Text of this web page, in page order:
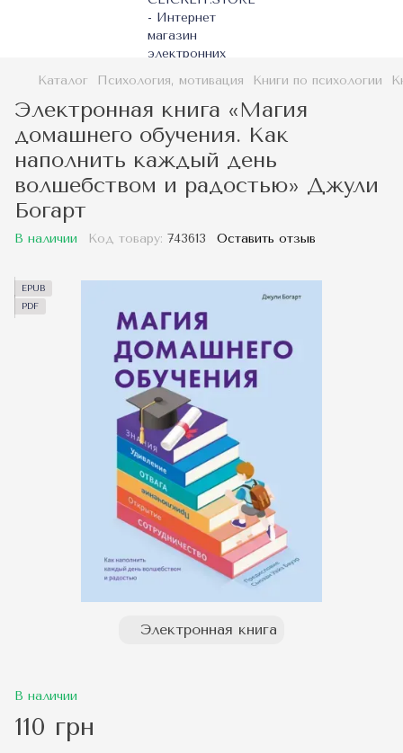
Каталог Психология, мотивация Книги по психологии
Электронная книга «Магия
домашнего обучения. Как
наполнить каждый день
волшебством и радостью» Джули
Богарт
В наличии Код товару: 743613 Оставить отзыв
EPUB
PDF
Электронная книга
В наличии
110 грн